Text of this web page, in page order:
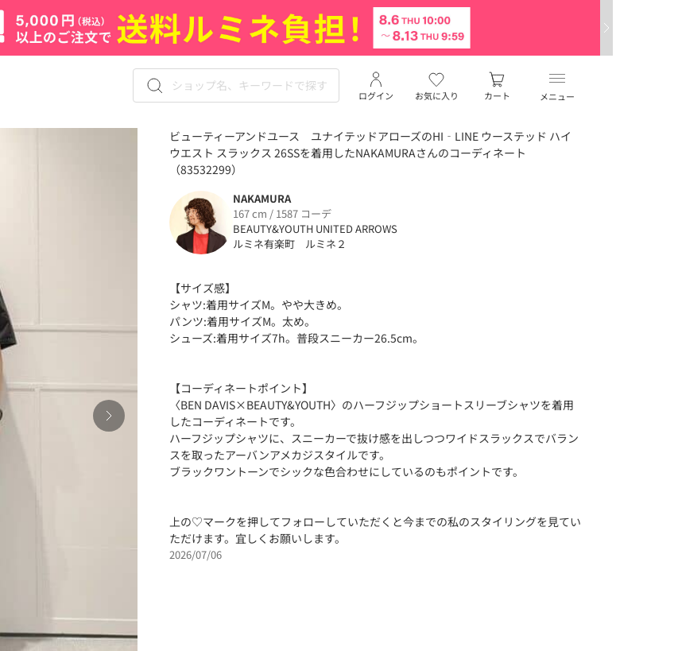
メニュー
お気に入り
ログイン カート
ビューティーアンドユース ユナイテッドアローズのHI‐LINE ウーステッド ハイ
ウエスト スラックス 26SSを着用したNAKAMURAさんのコーディネート
（83532299）
NAKAMURA
167 cm / 1587 コーデ
BEAUTY&YOUTH UNITED ARROWS
ルミネ有楽町 ルミネ２
【サイズ感】
シャツ:着用サイズM。やや大きめ。
パンツ:着用サイズM。太め。
シューズ:着用サイズ7h。普段スニーカー26.5cm。
【コーディネートポイント】
〈BEN DAVIS×BEAUTY&YOUTH〉のハーフジップショートスリーブシャツを着用
したコーディネートです。
ハーフジップシャツに、スニーカーで抜け感を出しつつワイドスラックスでバラン
スを取ったアーバンアメカジスタイルです。
ブラックワントーンでシックな色合わせにしているのもポイントです。
上の♡マークを押してフォローしていただくと今までの私のスタイリングを見てい
ただけます。宜しくお願いします。
2026/07/06